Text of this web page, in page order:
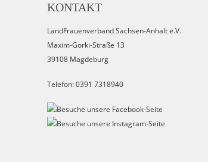
KONTAKT
LandFrauenverband Sachsen-Anhalt e.V.
Maxim-Gorki-Straße 13
39108 Magdeburg
Telefon: 0391 7318940